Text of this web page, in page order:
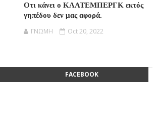
Οτι κάνει ο ΚΛΑΤΕΜΠΕΡΓΚ εκτός
γηπέδου δεν μας αφορά.
ΓΝΩΜΗ Oct 20, 2022
FACEBOOK